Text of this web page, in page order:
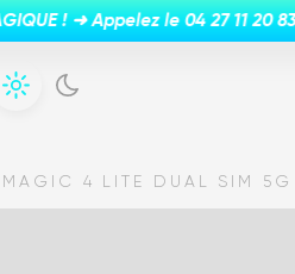
MAGIC 4 LITE DUAL SIM 5G